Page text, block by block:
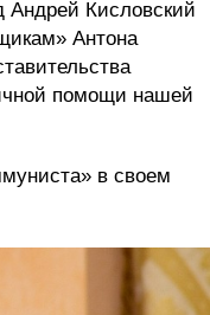
Андрей Кисловский
Антона
помощи нашей
в своем